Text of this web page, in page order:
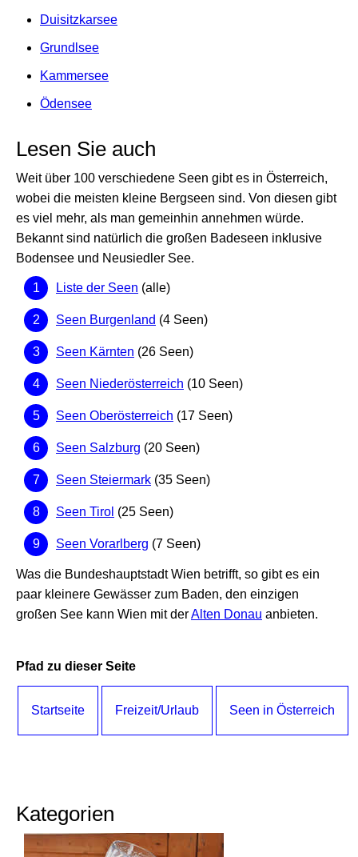
Duisitzkarsee
Grundlsee
Kammersee
Ödensee
Lesen Sie auch
Weit über 100 verschiedene Seen gibt es in Österreich,
wobei die meisten kleine Bergseen sind. Von diesen gibt
es viel mehr, als man gemeinhin annehmen würde.
Bekannt sind natürlich die großen Badeseen inklusive
Bodensee und Neusiedler See.
Liste der Seen (alle)
Seen Burgenland (4 Seen)
Seen Kärnten (26 Seen)
Seen Niederösterreich (10 Seen)
Seen Oberösterreich (17 Seen)
Seen Salzburg (20 Seen)
Seen Steiermark (35 Seen)
Seen Tirol (25 Seen)
Seen Vorarlberg (7 Seen)
Was die Bundeshauptstadt Wien betrifft, so gibt es ein
paar kleinere Gewässer zum Baden, den einzigen
großen See kann Wien mit derAlten Donau anbieten.
Pfad zu dieser Seite
Startseite Freizeit/Urlaub Seen in Österreich
Kategorien